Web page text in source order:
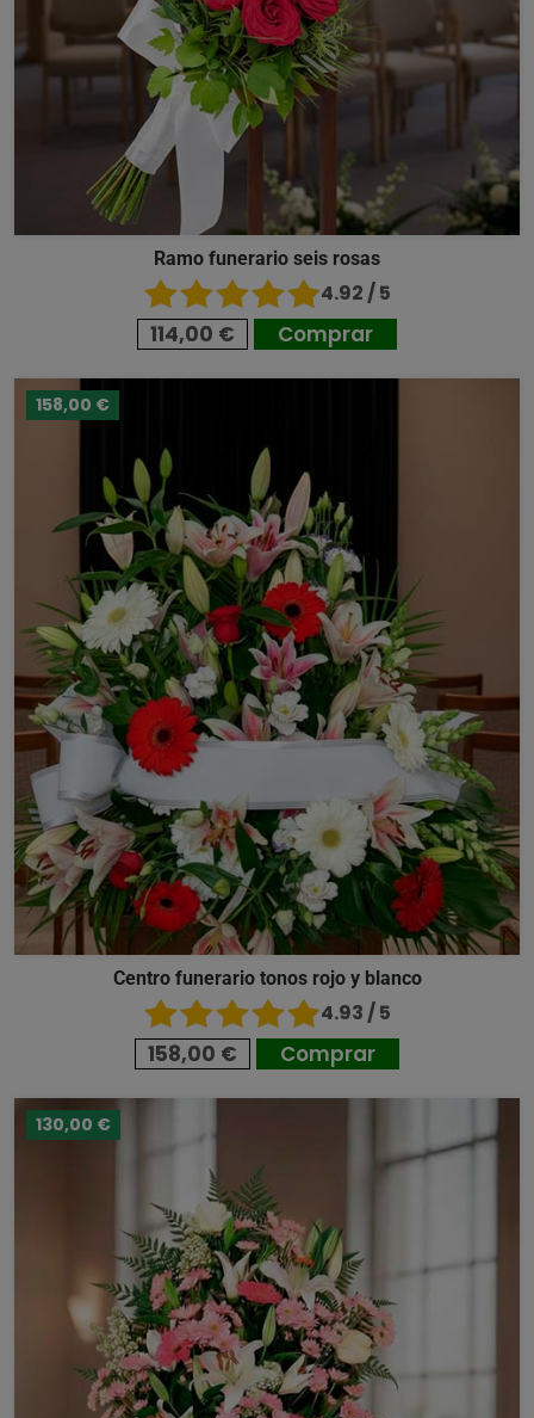
Ramo funerario seis rosas
4.92 / 5
114,00 € Comprar
158,00 €
Centro funerario tonos rojo y blanco
4.93 / 5
158,00 € Comprar
130,00 €